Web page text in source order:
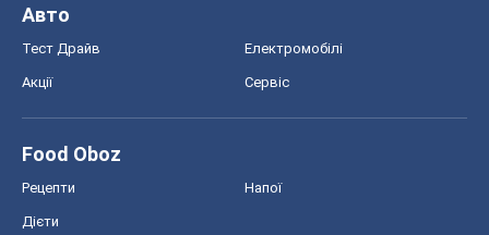
Авто
Тест Драйв Електромобілі
Акції Сервіс
Food Oboz
Рецепти Напої
Дієти